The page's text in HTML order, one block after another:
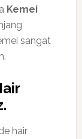
Kemei
sangat
hair